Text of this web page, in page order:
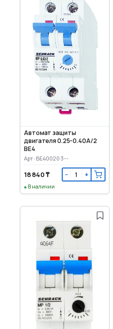
Автомат защиты
двигателя 0.25-0.40А/2
BE4
Арт: BE400203--
18 840 ₸ − +
В наличии